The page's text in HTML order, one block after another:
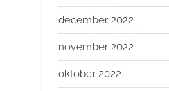
december 2022
november 2022
oktober 2022